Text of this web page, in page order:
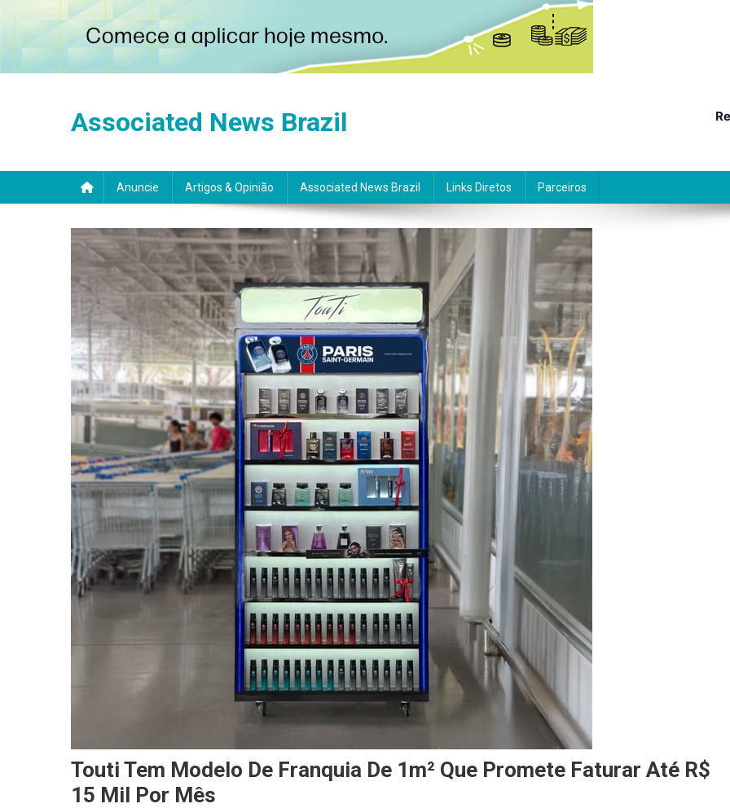
Associated News Brazil
Anuncie Artigos & Opinião Associated News Brazil Links Diretos Parceiros
Touti Tem Modelo De Franquia De 1m² Que Promete Faturar Até R$
15 Mil Por Mês